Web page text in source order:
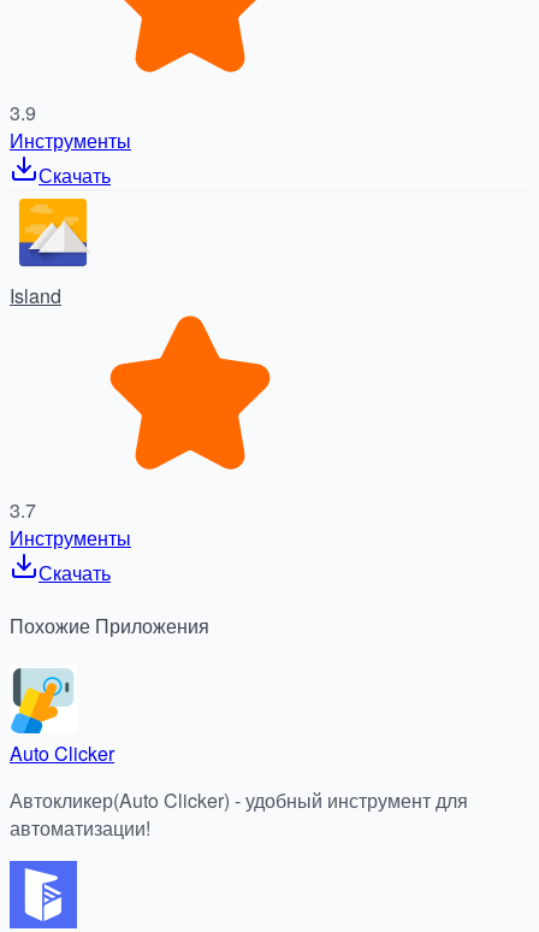
3.9
Инструменты
Скачать
Island
3.7
Инструменты
Скачать
Похожие Приложения
Auto Clicker
Автокликер(Auto Clicker) - удобный инструмент для
автоматизации!